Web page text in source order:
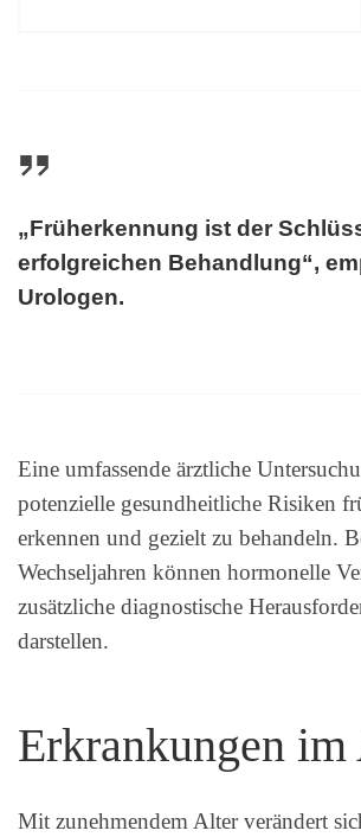
„Früherkennung ist der
erfolgreichen Behandlung“,
Urologen.
Eine umfassende ärztliche
potenzielle gesundheitliche Risiken
erkennen und gezielt zu behandeln.
Wechseljahren können hormonelle
zusätzliche diagnostische
darstellen.
Erkrankungen
Mit zunehmendem Alter verändert